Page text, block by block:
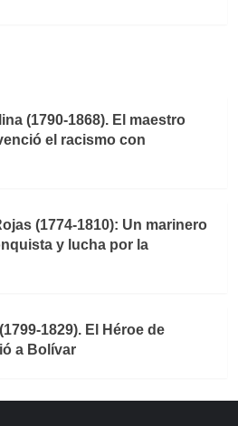
(1790-1868). El maestro
el racismo con
(1774-1810): Un marinero
y lucha por la
1829). El Héroe de
a Bolívar